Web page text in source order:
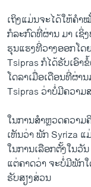
ເຖິງແມ່ນຈະ​ໄດ້ໃຫ້ຄຳ
ກໍລະກົດທີ່ຜ່ານ ມາ ເຊິ່
ຮຸນແຮງທີ່ວາງອອກໂດ
Tsipras ກໍໄດ້ຮັບເອົາ
ໂດລາເມື່ອເດືອນທີ່ຜ່າ
Tsipras ວ່າບໍ່ມີຄວາມ
ໃນການສຳຫຼວດຄວາມ
ເຫັນວ່າ ພັກ Syriza
ໃນການເລືອກຕັ້ງ​ໃນວັ
ແຕ່ຄາດວ່າ ຈະ​ບໍ່​ມີພັກ
ຮັບສຽງສ່ວນ